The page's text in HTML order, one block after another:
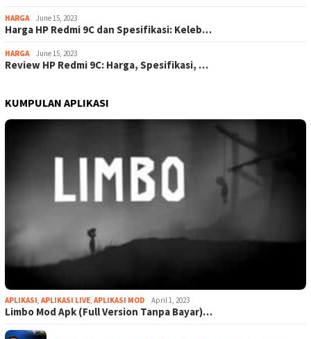
HARGA June 15, 2023
Harga HP Redmi 9C dan Spesifikasi: Keleb…
HARGA June 15, 2023
Review HP Redmi 9C: Harga, Spesifikasi, …
KUMPULAN APLIKASI
APLIKASI, APLIKASI LIVE, APLIKASI MOD April 1, 2023
Limbo Mod Apk (Full Version Tanpa Bayar)…